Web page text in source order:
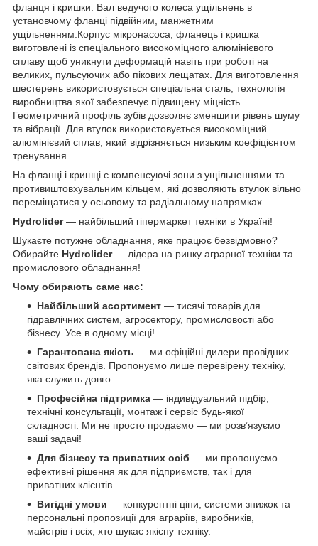
фланця і кришки. Вал ведучого колеса ущільнень в
установчому фланці підвійним, манжетним
ущільненням.Корпус мікронасоса, фланець і кришка
виготовлені із спеціального високоміцного алюмінієвого
сплаву щоб уникнути деформацій навіть при роботі на
великих, пульсуючих або пікових лещатах. Для виготовлення
шестерень використовується спеціальна сталь, технологія
виробництва якої забезпечує підвищену міцність.
Геометричний профіль зубів дозволяє зменшити рівень шуму
та вібрації. Для втулок використовується високоміцний
алюмінієвий сплав, який відрізняється низьким коефіцієнтом
тренування.
На фланці і кришці є компенсуючі зони з ущільненнями та
противиштовхувальним кільцем, які дозволяють втулок вільно
переміщатися у осьовому та радіальному напрямках.
Hydrolider— найбільший гіпермаркет техніки в Україні!
Шукаєте потужне обладнання, яке працює безвідмовно?
Обирайте Hydrolider— лідера на ринку аграрної техніки та
промислового обладнання!
Чому обирають саме нас:
Найбільший асортимент — тисячі товарів для
гідравлічних систем, агросектору, промисловості або
бізнесу. Усе в одному місці!
Гарантована якість — ми офіційні дилери провідних
світових брендів. Пропонуємо лише перевірену техніку,
яка служить довго.
Професійна підтримка — індивідуальний підбір,
технічні консультації, монтаж і сервіс будь-якої
складності. Ми не просто продаємо — ми розв’язуємо
ваші задачі!
Для бізнесу та приватних осіб — ми пропонуємо
ефективні рішення як для підприємств, так і для
приватних клієнтів.
Вигідні умови — конкурентні ціни, системи знижок та
персональні пропозиції для аграріїв, виробників,
майстрів і всіх, хто шукає якісну техніку.